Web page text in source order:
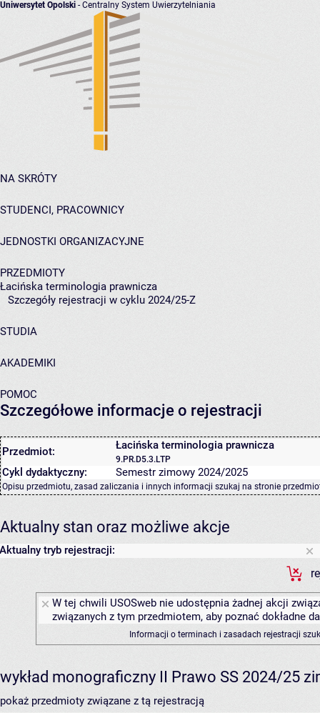
Uniwersytet Opolski - Centralny System Uwierzytelniania
NA SKRÓTY
STUDENCI, PRACOWNICY
JEDNOSTKI ORGANIZACYJNE
PRZEDMIOTY
Łacińska terminologia prawnicza
Szczegóły rejestracji w cyklu 2024/25-Z
STUDIA
AKADEMIKI
POMOC
Szczegółowe informacje o rejestracji
Przedmiot: Łacińska terminologia prawnicza
9.PR.D5.3.LTP
Cykl dydaktyczny: Semestr zimowy 2024/2025
Opisu przedmiotu, zasad zaliczania i innych informacji szukaj na stronie
Aktualny stan oraz możliwe akcje
Aktualny tryb rejestracji:
W tej chwili USOSweb nie udostępnia żadnej akcji
związanych z tym przedmiotem, aby poznać dokładne
Informacji o terminach i zasadach rejestracji
wykład monograficzny II Prawo SS 2024/25
pokaż przedmioty związane z tą rejestracją